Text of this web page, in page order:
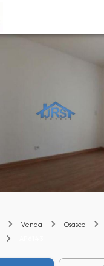
Venda Osasco